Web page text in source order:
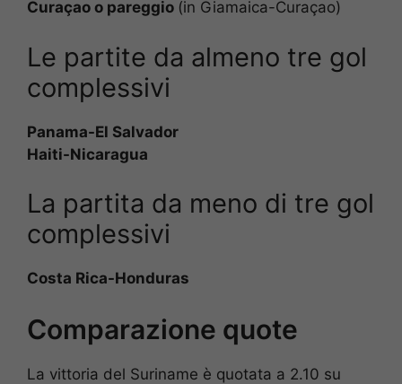
Curaçao o pareggio (in Giamaica-Curaçao)
Le partite da almeno tre gol
complessivi
Panama-El Salvador
Haiti-Nicaragua
La partita da meno di tre gol
complessivi
Costa Rica-Honduras
Comparazione quote
La vittoria del Suriname è quotata a 2.10 su